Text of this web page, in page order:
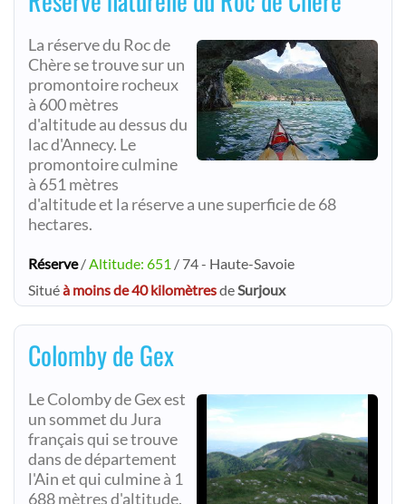
La réserve du Roc de
Chère se trouve sur un
promontoire rocheux
à 600 mètres
d'altitude au dessus du
lac d'Annecy. Le
promontoire culmine
à 651 mètres
d'altitude et la réserve a une superficie de 68
hectares.
Réserve/ Altitude: 651 / 74 - Haute-Savoie
Situéà moins de 40 kilomètresde Surjoux
Colomby de Gex
Le Colomby de Gex est
un sommet du Jura
français qui se trouve
dans de département
l'Ain et qui culmine à 1
688 mètres d'altitude.